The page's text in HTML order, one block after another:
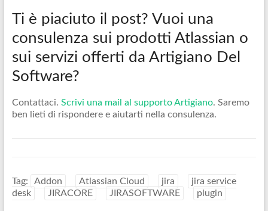
Ti è piaciuto il post? Vuoi una
consulenza sui prodotti Atlassian o
sui servizi offerti da Artigiano Del
Software?
Contattaci. Scrivi una mail al supporto Artigiano. Saremo
ben lieti di rispondere e aiutarti nella consulenza.
Tag: Addon Atlassian Cloud jira
jira service
desk
JIRACORE JIRASOFTWARE plugin